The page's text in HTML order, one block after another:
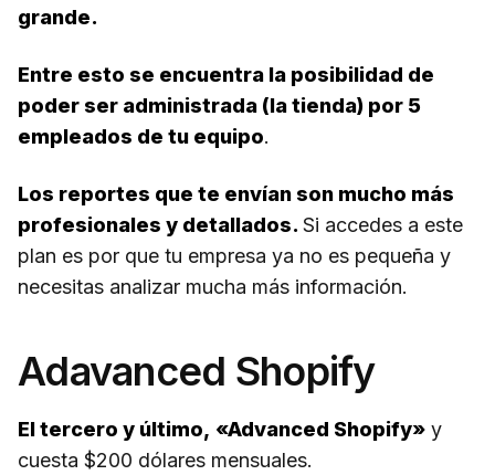
grande.
Entre esto se encuentra la posibilidad de
poder ser administrada (la tienda) por 5
empleados de tu equipo.
Los reportes que te envían son mucho más
profesionales y detallados. Si accedes a este
plan es por que tu empresa ya no es pequeña y
necesitas analizar mucha más información.
Adavanced Shopify
El tercero y último, «Advanced Shopify» y
cuesta $200 dólares mensuales.